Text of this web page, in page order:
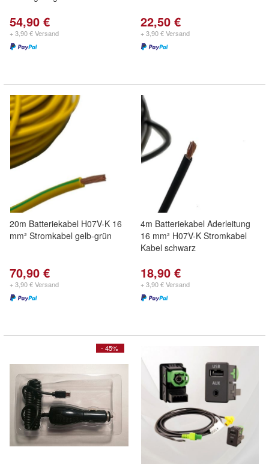
54,90 €
+ 3,90 € Versand
22,50 €
+ 3,90 € Versand
20m Batteriekabel H07V-K 16
mm² Stromkabel gelb-grün
70,90 €
+ 3,90 € Versand
4m Batteriekabel Aderleitung
16 mm² H07V-K Stromkabel
Kabel schwarz
18,90 €
+ 3,90 € Versand
- 45%